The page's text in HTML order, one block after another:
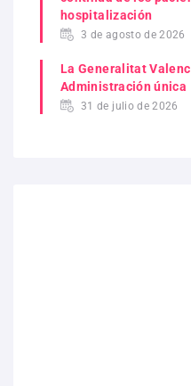
hospitalización
3 de agosto de 2026
La Generalitat
Administración única
31 de julio de 2026